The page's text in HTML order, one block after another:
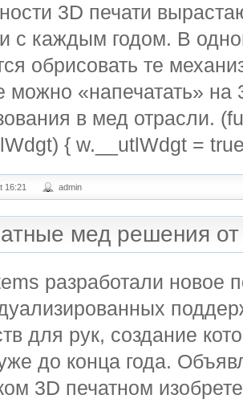
3D печати
с каждым годом. В
обрисовать те
можно «напечатать» на
в мед отрасли.
{ w.__utlWdgt =
16:21 admin
мед решения
разработали новое
для рук, создание
до конца года.
3D печатном